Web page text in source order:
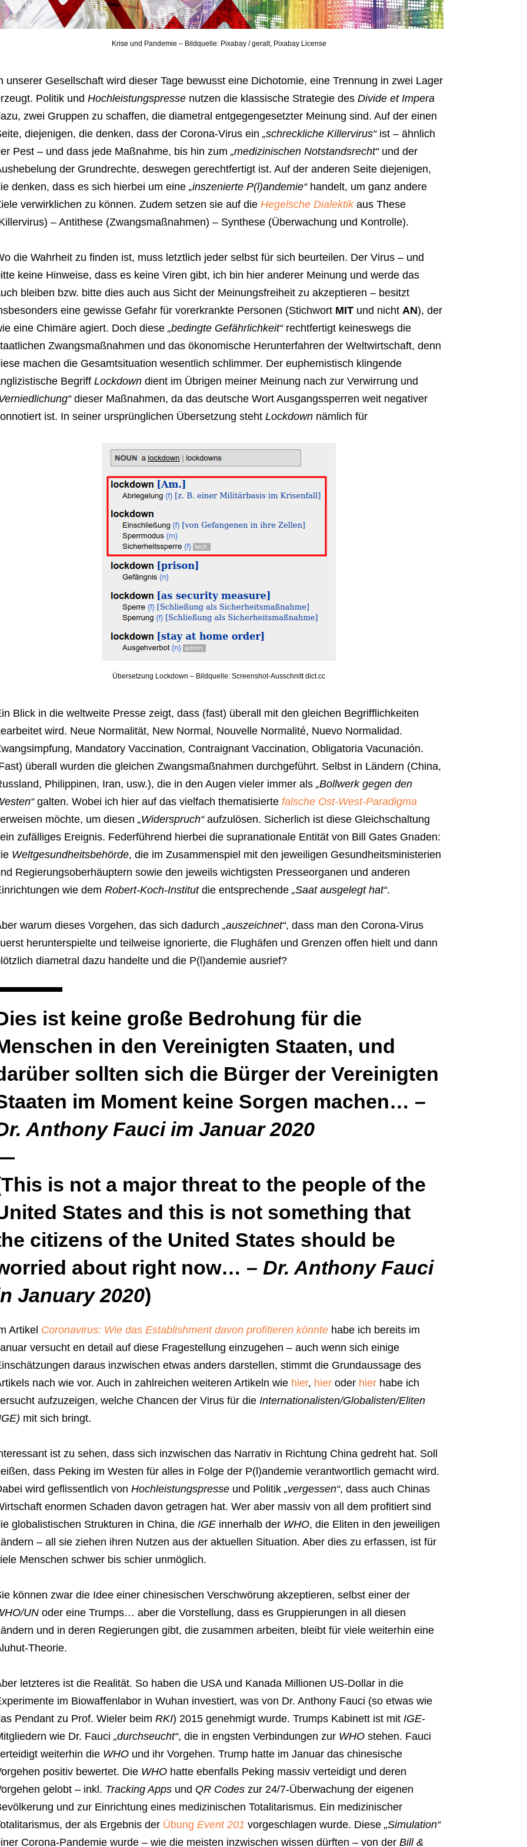
Krise und Pandemie – Bildquelle: Pixabay / geralt, Pixabay License
unserer Gesellschaft wird dieser Tage bewusst eine Dichotomie, eine Trennung in zwei Lager
Politik und Hochleistungspressenutzen die klassische Strategie des Divide et Impera
zwei Gruppen zu schaffen, die diametral entgegengesetzter Meinung sind. Auf der einen
diejenigen, die denken, dass der Corona-Virus ein „schreckliche Killervirus“ist – ähnlich
Pest – und dass jede Maßnahme, bis hin zum „medizinischen Notstandsrecht“und der
der Grundrechte, deswegen gerechtfertigt ist. Auf der anderen Seite diejenigen,
denken, dass es sich hierbei um eine „inszenierte P(l)andemie“handelt, um ganz andere
verwirklichen zu können. Zudem setzen sie auf die Hegelsche Dialektikaus These
– Antithese (Zwangsmaßnahmen) – Synthese (Überwachung und Kontrolle).
die Wahrheit zu finden ist, muss letztlich jeder selbst für sich beurteilen. Der Virus – und
keine Hinweise, dass es keine Viren gibt, ich bin hier anderer Meinung und werde das
bleiben bzw. bitte dies auch aus Sicht der Meinungsfreiheit zu akzeptieren – besitzt
eine gewisse Gefahr für vorerkrankte Personen (Stichwort MITund nicht AN), der
eine Chimäre agiert. Doch diese „bedingte Gefährlichkeit“rechtfertigt keineswegs die
Zwangsmaßnahmen und das ökonomische Herunterfahren der Weltwirtschaft, denn
machen die Gesamtsituation wesentlich schlimmer. Der euphemistisch klingende
Begriff Lockdowndient im Übrigen meiner Meinung nach zur Verwirrung und
dieser Maßnahmen, da das deutsche Wort Ausgangssperren weit negativer
ist. In seiner ursprünglichen Übersetzung steht Lockdownnämlich für
Übersetzung Lockdown – Bildquelle: Screenshot-Ausschnitt dict.cc
Blick in die weltweite Presse zeigt, dass (fast) überall mit den gleichen Begrifflichkeiten
wird. Neue Normalität, New Normal, Nouvelle Normalité, Nuevo Normalidad.
Mandatory Vaccination, Contraignant Vaccination, Obligatoria Vacunación.
überall wurden die gleichen Zwangsmaßnahmen durchgeführt. Selbst in Ländern (China,
Philippinen, Iran, usw.), die in den Augen vieler immer als „Bollwerk gegen den
galten. Wobei ich hier auf das vielfach thematisierte falsche Ost-West-Paradigma
möchte, um diesen „Widerspruch“aufzulösen. Sicherlich ist diese Gleichschaltung
zufälliges Ereignis. Federführend hierbei die supranationale Entität von Bill Gates Gnaden:
Weltgesundheitsbehörde, die im Zusammenspiel mit den jeweiligen Gesundheitsministerien
Regierungsoberhäuptern sowie den jeweils wichtigsten Presseorganen und anderen
wie dem Robert-Koch-Institutdie entsprechende „Saat ausgelegt hat“.
warum dieses Vorgehen, das sich dadurch „auszeichnet“, dass man den Corona-Virus
herunterspielte und teilweise ignorierte, die Flughäfen und Grenzen offen hielt und dann
diametral dazu handelte und die P(l)andemie ausrief?
ist keine große Bedrohung für die
in den Vereinigten Staaten, und
sollten sich die Bürger der Vereinigten
im Moment keine Sorgen machen… –
Anthony Fauci im Januar 2020
is not a major threat to the people of the
States and this is not something that
citizens of the United States should be
about right now… – Dr. Anthony Fauci
January 2020)
Artikel Coronavirus: Wie das Establishment davon profitieren könntehabe ich bereits im
versucht en detail auf diese Fragestellung einzugehen – auch wenn sich einige
daraus inzwischen etwas anders darstellen, stimmt die Grundaussage des
nach wie vor. Auch in zahlreichen weiteren Artikeln wie hier, hieroder hierhabe ich
aufzuzeigen, welche Chancen der Virus für die Internationalisten/Globalisten/Eliten
mit sich bringt.
ist zu sehen, dass sich inzwischen das Narrativ in Richtung China gedreht hat. Soll
dass Peking im Westen für alles in Folge der P(l)andemie verantwortlich gemacht wird.
wird geflissentlich von Hochleistungspresseund Politik „vergessen“, dass auch Chinas
enormen Schaden davon getragen hat. Wer aber massiv von all dem profitiert sind
globalistischen Strukturen in China, die IGEinnerhalb der WHO, die Eliten in den jeweiligen
– all sie ziehen ihren Nutzen aus der aktuellen Situation. Aber dies zu erfassen, ist für
Menschen schwer bis schier unmöglich.
können zwar die Idee einer chinesischen Verschwörung akzeptieren, selbst einer der
UNoder eine Trumps… aber die Vorstellung, dass es Gruppierungen in all diesen
und in deren Regierungen gibt, die zusammen arbeiten, bleibt für viele weiterhin eine
Theorie.
letzteres ist die Realität. So haben die USA und Kanada Millionen US-Dollar in die
im Biowaffenlabor in Wuhan investiert, was von Dr. Anthony Fauci (so etwas wie
Pendant zu Prof. Wieler beim RKI) 2015 genehmigt wurde. Trumps Kabinett ist mit IGE-
wie Dr. Fauci „durchseucht“, die in engsten Verbindungen zur WHOstehen. Fauci
weiterhin die WHOund ihr Vorgehen. Trump hatte im Januar das chinesische
positiv bewertet. Die WHOhatte ebenfalls Peking massiv verteidigt und deren
gelobt – inkl. Tracking Appsund QR Codeszur 24/7-Überwachung der eigenen
und zur Einrichtung eines medizinischen Totalitarismus. Ein medizinischer
der als Ergebnis der Übung Event 201 vorgeschlagen wurde. Diese„Simulation“
Corona-Pandemie wurde – wie die meisten inzwischen wissen dürften – von der Bill &